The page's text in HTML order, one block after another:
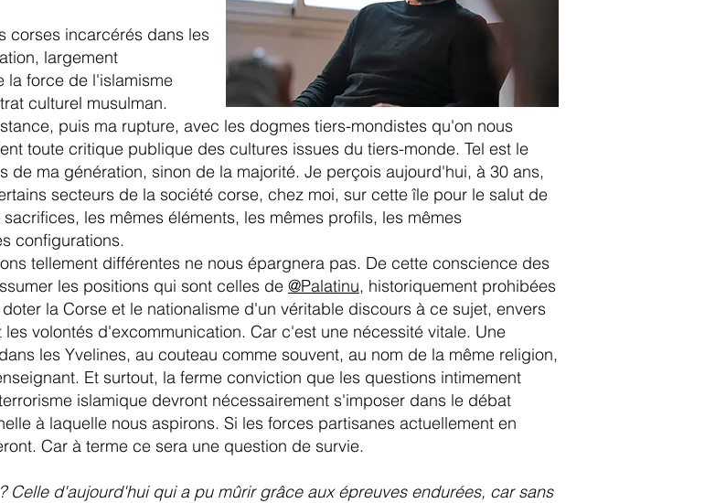
corses incarcérés dans les
largement
la force de l'islamisme
culturel musulman.
puis ma rupture, avec les dogmes tiers-mondistes qu'on nous
toute critique publique des cultures issues du tiers-monde. Tel est le
ma génération, sinon de la majorité. Je perçois aujourd'hui, à 30 ans,
secteurs de la société corse, chez moi, sur cette île pour le salut de
les mêmes éléments, les mêmes profils, les mêmes
configurations.
tellement différentes ne nous épargnera pas. De cette conscience des
les positions qui sont celles de @Palatinu, historiquement prohibées
la Corse et le nationalisme d'un véritable discours à ce sujet, envers
volontés d'excommunication. Car c'est une nécessité vitale. Une
les Yvelines, au couteau comme souvent, au nom de la même religion,
Et surtout, la ferme conviction que les questions intimement
islamique devront nécessairement s'imposer dans le débat
à laquelle nous aspirons. Si les forces partisanes actuellement en
Car à terme ce sera une question de survie.
Celle d'aujourd'hui qui a pu mûrir grâce aux épreuves endurées, car sans